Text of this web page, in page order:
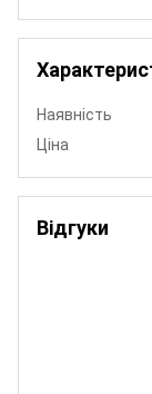
Наявність
Ціна
Відгуки